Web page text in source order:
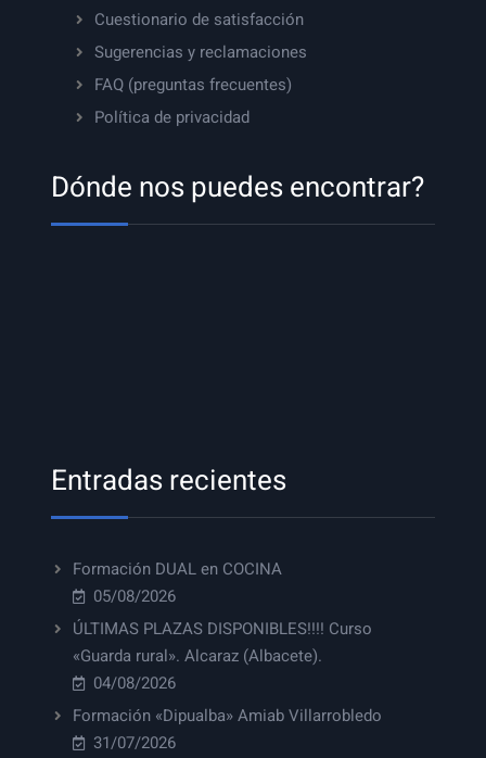
Cuestionario de satisfacción
Sugerencias y reclamaciones
FAQ (preguntas frecuentes)
Política de privacidad
Dónde nos puedes encontrar?
Entradas recientes
Formación DUAL en COCINA
05/08/2026
ÚLTIMAS PLAZAS DISPONIBLES!!!! Curso
«Guarda rural». Alcaraz (Albacete).
04/08/2026
Formación «Dipualba» Amiab Villarrobledo
31/07/2026